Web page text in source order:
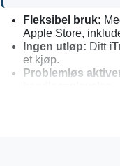
Fleksibel bruk:
Apple Store,
Ingen utløp: Ditt
et kjøp.
Problemløs